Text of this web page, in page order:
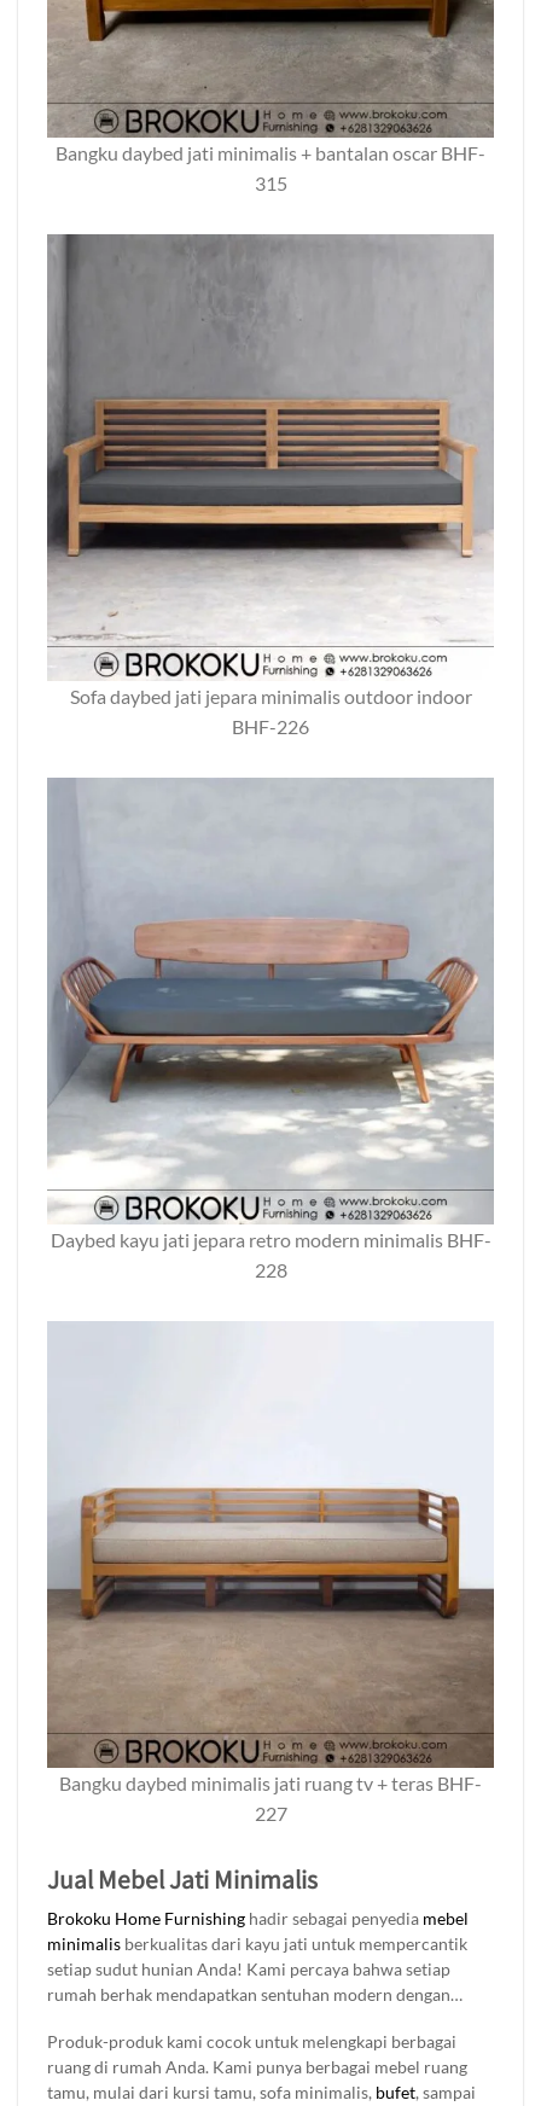
Bangku daybed jati minimalis + bantalan oscar BHF-
315
Sofa daybed jati jepara minimalis outdoor indoor
BHF-226
Daybed kayu jati jepara retro modern minimalis BHF-
228
Bangku daybed minimalis jati ruang tv + teras BHF-
227
Jual Mebel Jati Minimalis
Brokoku Home Furnishing hadir sebagai penyedia mebel
minimalis berkualitas dari kayu jati untuk mempercantik
setiap sudut hunian Anda! Kami percaya bahwa setiap
rumah berhak mendapatkan sentuhan modern dengan
produk dengan desain minimalis yang menonjolkan
keindahan serat alami kayu jati yang kuat dan tahan lama.
Produk-produk kami cocok untuk melengkapi berbagai
ruang di rumah Anda. Kami punya berbagai mebel ruang
tamu, mulai dari kursi tamu, sofa minimalis, bufet, sampai